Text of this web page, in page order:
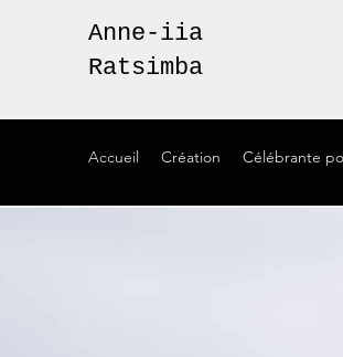
Anne-iia
Ratsimba
Accueil Création Célébrante